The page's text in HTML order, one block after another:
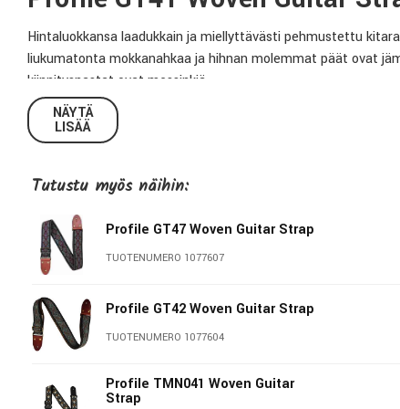
Hintaluokkansa laadukkain ja miellyttävästi pehmustettu
liukumatonta mokkanahkaa ja hihnan molemmat päät ovat
kiinnitysnastat ovat messinkiä.
Tekniset tiedot:
Leveys:
5cm
Pituus:
86cm - 150cm
Solkien materiaali:
Profile Straps
Profilen kitarahihnat ovat luultavasti markkinoiden
saatavana monissa herkullisissa, eksklusiivisissa kuvioissa,
mielenkiintoisempia. Mallistosta löydät käsintehtyjä malleja
NÄYTÄ
LISÄÄ
Tutustu myös näihin:
Profile GT47 Woven Guitar Strap
TUOTENUMERO 1077607
Profile GT42 Woven Guitar Strap
TUOTENUMERO 1077604
Profile TMN041 Woven Guitar
Strap